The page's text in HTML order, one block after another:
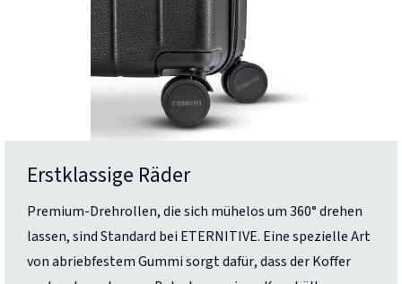
Erstklassige Räder
Premium-Drehrollen, die sich mühelos um 360° drehen
lassen, sind Standard bei ETERNITIVE. Eine spezielle Art
von abriebfestem Gummi sorgt dafür, dass der Koffer